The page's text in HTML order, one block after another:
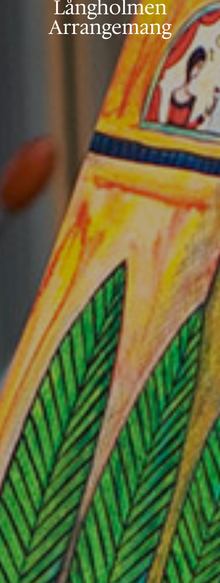
Långholmen
Arrangemang